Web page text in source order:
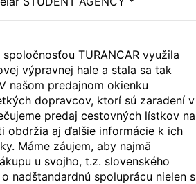
TURANCAR využila
výpravnej hale a stala sa tak
našom predajnom okienku
dopravcov, ktorí sú zaradení v
predaj cestovných lístkov na
obdržia aj ďalšie informácie k ich
Máme záujem, aby najmä
u svojho, t.z. slovenského
nadštandardnú spoluprácu nielen s